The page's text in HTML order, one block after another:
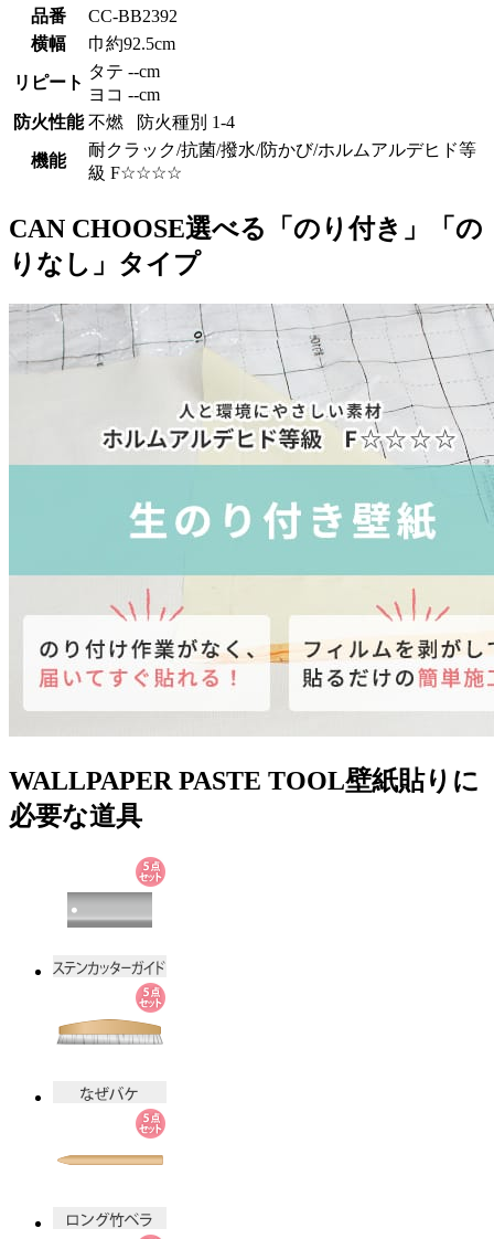
品番
CC-BB2392
横幅
巾約92.5cm
リピート
タテ --cm
ヨコ --cm
防火性能 不燃 防火種別 1-4
機能
耐クラック/抗菌/撥水/防かび/ホルムアルデヒド等
級 F☆☆☆☆
CAN CHOOSE選べる「のり付き」「の
りなし」タイプ
WALLPAPER PASTE TOOL壁紙貼りに
必要な道具